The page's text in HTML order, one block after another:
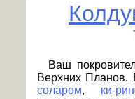
Ваш
Верхних
соларом, ки-